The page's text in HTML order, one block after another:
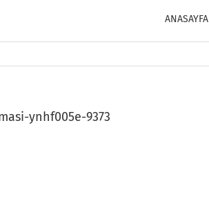
ANASAYFA
ynhf005e-9373